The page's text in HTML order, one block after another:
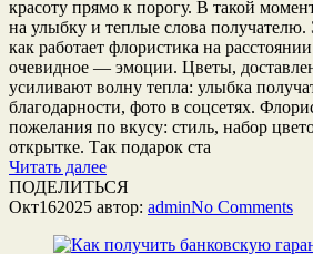
красоту прямо к порогу. В такой
на улыбку и теплые слова
как работает флористика на
очевидное — эмоции. Цветы,
усиливают волну тепла: улыбка
благодарности, фото в соцсетях.
пожелания по вкусу: стиль, набор
открытке. Так подарок ста
Читать далее
ПОДЕЛИТЬСЯ
Окт162025 автор: adminNo Comments